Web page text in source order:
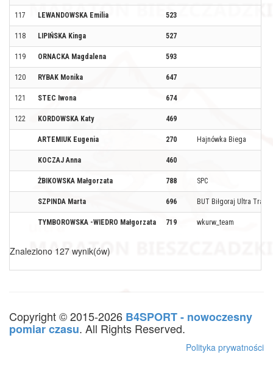
117 LEWANDOWSKA Emilia 523
118 LIPIŃSKA Kinga 527
119 ORNACKA Magdalena 593
120 RYBAK Monika 647
121 STEC Iwona 674
122 KORDOWSKA Katy 469
ARTEMIUK Eugenia 270 Hajnówka Biega
KOCZAJ Anna 460
ŻBIKOWSKA Małgorzata 788 SPC
SZPINDA Marta 696 BUT Biłgoraj Ultra Trail
TYMBOROWSKA -WIEDRO Małgorzata 719 wkurw_team
Znaleziono 127 wynik(ów)
Copyright © 2015-2026 B4SPORT - nowoczesny
pomiar czasu. All Rights Reserved.
Polityka prywatności